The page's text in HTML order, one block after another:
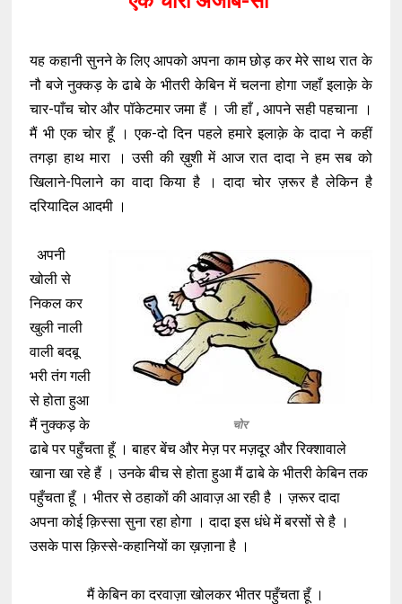
यह कहानी सुनने के लिए आपको अपना काम छोड़ कर मेरे साथ रात के
नौ बजे नुक्कड़ के ढाबे के भीतरी केबिन में चलना होगा जहाँ इलाक़े के
चार-पाँच चोर और पॉकेटमार जमा हैं । जी हाँ , आपने सही पहचाना ।
मैं भी एक चोर हूँ । एक-दो दिन पहले हमारे इलाक़े के दादा ने कहीं
तगड़ा हाथ मारा । उसी की ख़ुशी में आज रात दादा ने हम सब को
खिलाने-पिलाने का वादा किया है । दादा चोर ज़रूर है लेकिन है
दरियादिल आदमी ।
चोर
अपनी
खोली से
निकल कर
खुली नाली
वाली बदबू
भरी तंग गली
से होता हुआ
मैं नुक्कड़ के
ढाबे पर पहुँचता हूँ । बाहर बेंच और मेज़ पर मज़दूर और रिक्शावाले
खाना खा रहे हैं । उनके बीच से होता हुआ मैं ढाबे के भीतरी केबिन तक
पहुँचता हूँ । भीतर से ठहाकों की आवाज़ आ रही है । ज़रूर दादा
अपना कोई क़िस्सा सुना रहा होगा । दादा इस धंधे में बरसों से है ।
उसके पास क़िस्से-कहानियों का ख़ज़ाना है ।
मैं केबिन का दरवाज़ा खोलकर भीतर पहुँचता हूँ ।